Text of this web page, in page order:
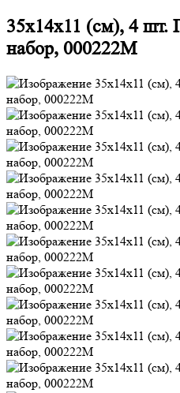
35х14х11 (см), 4 шт.
набор, 000222M